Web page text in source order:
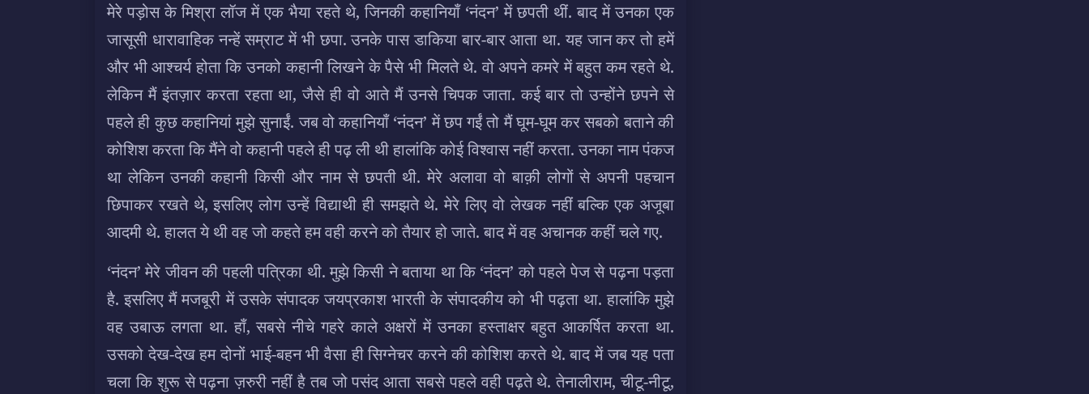
मेरे पड़ोस के मिश्रा लॉज में एक भैया रहते थे, जिनकी कहानियाँ ‘नंदन’ में छपती थीं. बाद में उनका एक
जासूसी धारावाहिक नन्हें सम्राट में भी छपा. उनके पास डाकिया बार-बार आता था. यह जान कर तो हमें
और भी आश्चर्य होता कि उनको कहानी लिखने के पैसे भी मिलते थे. वो अपने कमरे में बहुत कम रहते थे.
लेकिन मैं इंतज़ार करता रहता था, जैसे ही वो आते मैं उनसे चिपक जाता. कई बार तो उन्होंने छपने से
पहले ही कुछ कहानियां मुझे सुनाईं. जब वो कहानियाँ ‘नंदन’ में छप गईं तो मैं घूम-घूम कर सबको बताने की
कोशिश करता कि मैंने वो कहानी पहले ही पढ़ ली थी हालांकि कोई विश्वास नहीं करता. उनका नाम पंकज
था लेकिन उनकी कहानी किसी और नाम से छपती थी. मेरे अलावा वो बाक़ी लोगों से अपनी पहचान
छिपाकर रखते थे, इसलिए लोग उन्हें विद्याथी ही समझते थे. मेरे लिए वो लेखक नहीं बल्कि एक अजूबा
आदमी थे. हालत ये थी वह जो कहते हम वही करने को तैयार हो जाते. बाद में वह अचानक कहीं चले गए.
‘नंदन’ मेरे जीवन की पहली पत्रिका थी. मुझे किसी ने बताया था कि ‘नंदन’ को पहले पेज से पढ़ना पड़ता
है. इसलिए मैं मजबूरी में उसके संपादक जयप्रकाश भारती के संपादकीय को भी पढ़ता था. हालांकि मुझे
वह उबाऊ लगता था. हाँ, सबसे नीचे गहरे काले अक्षरों में उनका हस्ताक्षर बहुत आकर्षित करता था.
उसको देख-देख हम दोनों भाई-बहन भी वैसा ही सिग्नेचर करने की कोशिश करते थे. बाद में जब यह पता
चला कि शुरू से पढ़ना ज़रुरी नहीं है तब जो पसंद आता सबसे पहले वही पढ़ते थे. तेनालीराम, चीटू-नीटू,